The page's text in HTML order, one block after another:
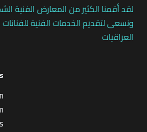
لقد أقمنا الكثير من المعارض الفنية
ونسعى لتقديم الخدمات الفنية للفنانات
العراقيات